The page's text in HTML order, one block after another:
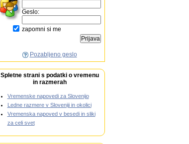
Geslo:
zapomni si me
Pozabljeno geslo
Spletne strani s podatki o vremenu
in razmerah
Vremenske napovedi za Slovenijo
Ledne razmere v Sloveniji in okolici
Vremenska napoved v besedi in sliki
za celi svet